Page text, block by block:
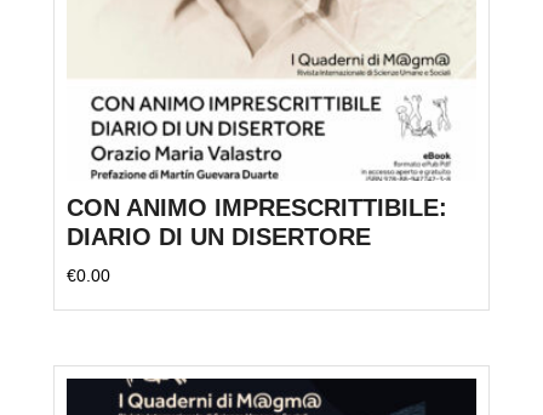
CON ANIMO IMPRESCRITTIBILE:
DIARIO DI UN DISERTORE
€0.00